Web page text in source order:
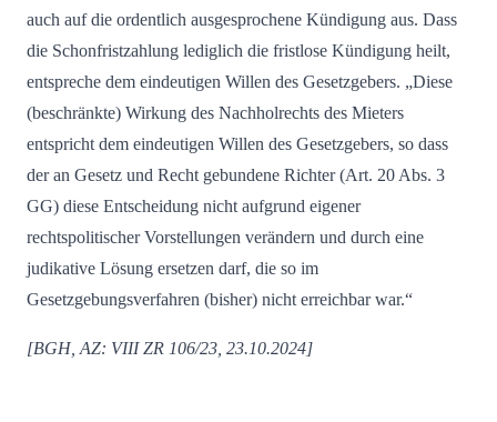
auch auf die ordentlich ausgesprochene Kündigung aus. Dass
die Schonfristzahlung lediglich die fristlose Kündigung heilt,
entspreche dem eindeutigen Willen des Gesetzgebers. „Diese
(beschränkte) Wirkung des Nachholrechts des Mieters
entspricht dem eindeutigen Willen des Gesetzgebers, so dass
der an Gesetz und Recht gebundene Richter (Art. 20 Abs. 3
GG) diese Entscheidung nicht aufgrund eigener
rechtspolitischer Vorstellungen verändern und durch eine
judikative Lösung ersetzen darf, die so im
Gesetzgebungsverfahren (bisher) nicht erreichbar war.“
[BGH, AZ: VIII ZR 106/23, 23.10.2024]